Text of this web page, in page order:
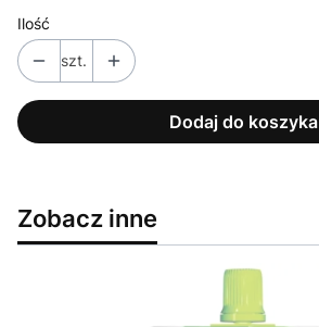
Ilość
szt.
Dodaj do koszyka
Zobacz inne